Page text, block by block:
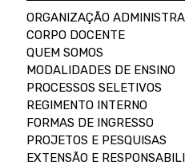
ORGANIZAÇÃO
CORPO DOCENTE
QUEM SOMOS
MODALIDADES DE ENSINO
PROCESSOS SELETIVOS
REGIMENTO INTERNO
FORMAS DE INGRESSO
PROJETOS E PESQUISAS
EXTENSÃO E